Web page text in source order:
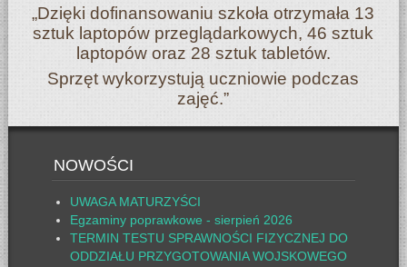
„Dzięki dofinansowaniu szkoła otrzymała 13
sztuk laptopów przeglądarkowych, 46 sztuk
laptopów oraz 28 sztuk tabletów.
Sprzęt wykorzystują uczniowie podczas
zajęć.”
NOWOŚCI
UWAGA MATURZYŚCI
Egzaminy poprawkowe - sierpień 2026
TERMIN TESTU SPRAWNOŚCI FIZYCZNEJ DO
ODDZIAŁU PRZYGOTOWANIA WOJSKOWEGO